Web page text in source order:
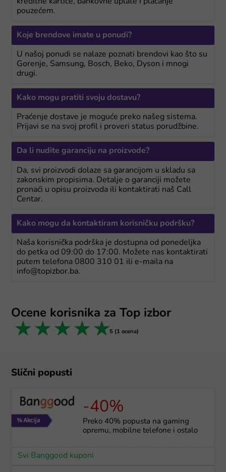
pouzećem.
Koje brendove imate u ponudi?
U našoj ponudi se nalaze poznati brendovi kao što su
Gorenje, Samsung, Bosch, Beko, Dyson i mnogi
drugi.
Kako mogu pratiti svoju dostavu?
Praćenje dostave je moguće preko našeg sistema.
Prijavi se na svoj profil i proveri status porudžbine.
Da li nudite garanciju na proizvode?
Da, svi proizvodi dolaze sa garancijom u skladu sa
zakonskim propisima. Detalje o garanciji možete
pronaći u opisu proizvoda ili kontaktirati naš Call
Centar.
Kako mogu da kontaktiram korisničku podršku?
Naša korisnička podrška je dostupna od ponedeljka
do petka od 09:00 do 17:00. Možete nas kontaktirati
putem telefona 0800 310 01 ili e-maila na
info@topizbor.ba.
Ocene korisnika za Top izbor
5 stars
4 stars
3 stars
2 stars
1 star 5 (1 ocena)
Slični popusti
-40%
Preko 40% popusta na gaming
opremu, mobilne telefone i ostalo
Svi Banggood kuponi